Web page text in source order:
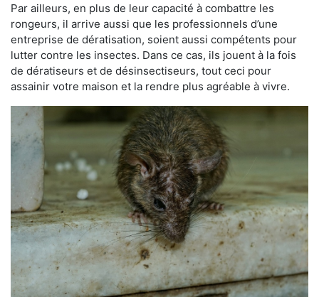
Par ailleurs, en plus de leur capacité à combattre les
rongeurs, il arrive aussi que les professionnels d’une
entreprise de dératisation, soient aussi compétents pour
lutter contre les insectes. Dans ce cas, ils jouent à la fois
de dératiseurs et de désinsectiseurs, tout ceci pour
assainir votre maison et la rendre plus agréable à vivre.